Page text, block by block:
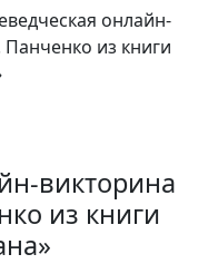
онлайн-
из книги
викторина
из книги